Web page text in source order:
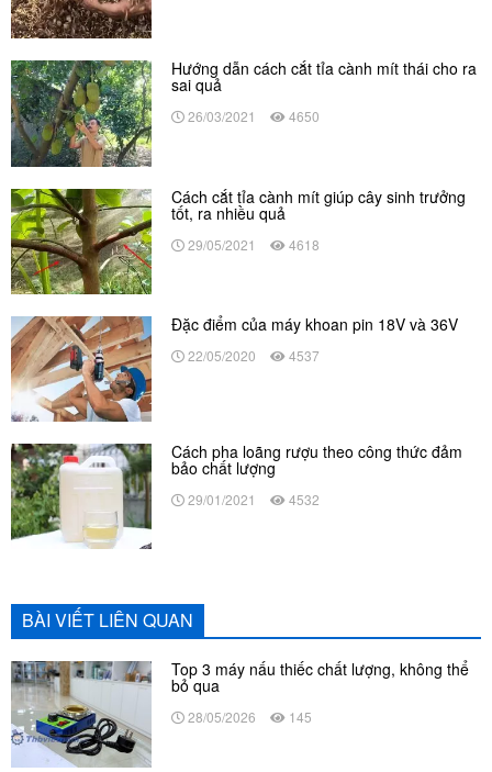
Hướng dẫn cách cắt tỉa cành mít thái cho ra
sai quả
26/03/2021 4650
Cách cắt tỉa cành mít giúp cây sinh trưởng
tốt, ra nhiều quả
29/05/2021 4618
Đặc điểm của máy khoan pin 18V và 36V
22/05/2020 4537
Cách pha loãng rượu theo công thức đảm
bảo chất lượng
29/01/2021 4532
BÀI VIẾT LIÊN QUAN
Top 3 máy nấu thiếc chất lượng, không thể
bỏ qua
28/05/2026 145